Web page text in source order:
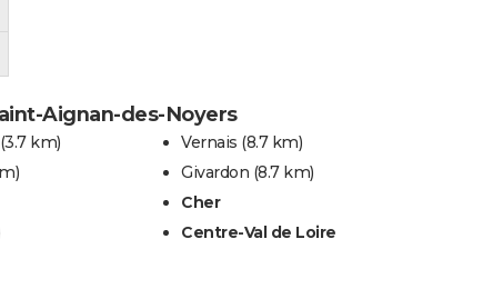
Aignan-des-Noyers
(3.7 km)
Vernais (8.7 km)
Givardon (8.7 km)
Cher
Centre-Val de Loire